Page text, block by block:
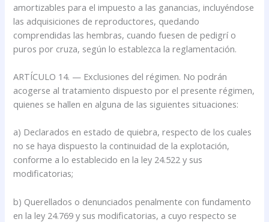
amortizables para el impuesto a las ganancias, incluyéndose
las adquisiciones de reproductores, quedando
comprendidas las hembras, cuando fuesen de pedigrí o
puros por cruza, según lo establezca la reglamentación.
ARTÍCULO 14. — Exclusiones del régimen. No podrán
acogerse al tratamiento dispuesto por el presente régimen,
quienes se hallen en alguna de las siguientes situaciones:
a) Declarados en estado de quiebra, respecto de los cuales
no se haya dispuesto la continuidad de la explotación,
conforme a lo establecido en la ley 24.522 y sus
modificatorias;
b) Querellados o denunciados penalmente con fundamento
en la ley 24.769 y sus modificatorias, a cuyo respecto se